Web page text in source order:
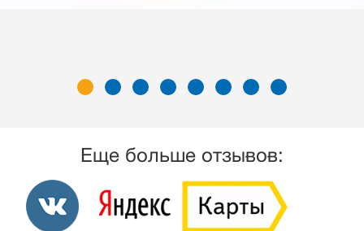
Еще больше отзывов: